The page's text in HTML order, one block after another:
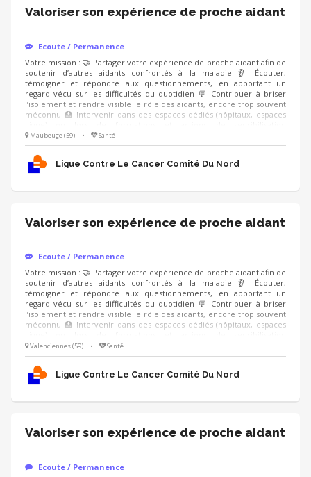
Valoriser son expérience de proche aidant
Ecoute / Permanence
Votre mission : 🤝 Partager votre expérience de proche aidant afin de
soutenir d’autres aidants confrontés à la maladie 👂 Écouter,
témoigner et répondre aux questionnements, en apportant un
regard vécu sur les difficultés du quotidien 💬 Contribuer à briser
l’isolement et rendre visible le rôle des aidants, encore trop souvent
méconnu 🏥 Intervenir dans des espaces dédiés (hôpitaux, espaces
(professionnels de santé, entreprises), en étant accompagné.e par un
modérateur formé Compétences : ❤️ Écoute bienveillante et
empathie 🗝️ Capacité à prendre du recul sur son vécu 🤐 Respect du
cadre et de la confidentialité
Maubeuge (59) • Santé
Ligue Contre Le Cancer Comité Du Nord
Valoriser son expérience de proche aidant
Ecoute / Permanence
Votre mission : 🤝 Partager votre expérience de proche aidant afin de
soutenir d’autres aidants confrontés à la maladie 👂 Écouter,
témoigner et répondre aux questionnements, en apportant un
regard vécu sur les difficultés du quotidien 💬 Contribuer à briser
l’isolement et rendre visible le rôle des aidants, encore trop souvent
méconnu 🏥 Intervenir dans des espaces dédiés (hôpitaux, espaces
(professionnels de santé, entreprises), en étant accompagné.e par un
modérateur formé Compétences : ❤️ Écoute bienveillante et
empathie 🗝️ Capacité à prendre du recul sur son vécu 🤐 Respect du
cadre et de la confidentialité
Valenciennes (59) • Santé
Ligue Contre Le Cancer Comité Du Nord
Valoriser son expérience de proche aidant
Ecoute / Permanence